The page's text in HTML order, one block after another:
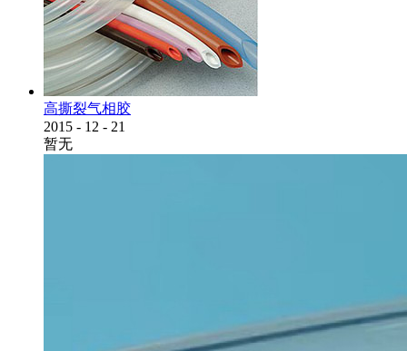
高撕裂气相胶
2015 - 12 - 21
暂无